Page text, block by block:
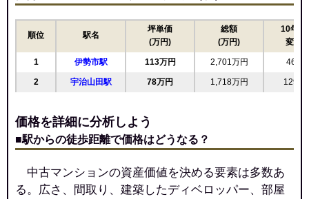
順位 駅名
坪単価
(万円)
総額
(万円)
10年前
変動
1 伊勢市駅 113万円 2,701万円
2 宇治山田駅 78万円 1,718万円
価格を詳細に分析しよう
■駅からの徒歩距離で価格はどうなる？
中古マンションの資産価値を決める要素は多数あ
る。広さ、間取り、建築したディベロッパー、部屋